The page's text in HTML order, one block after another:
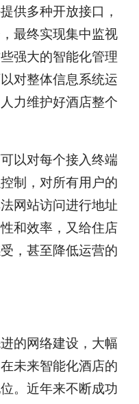
供多种开放接口，
最终实现集中监视
强大的智能化管理
对整体信息系统运
力维护好酒店整个
以对每个接入终端
制，对所有用户的
网站访问进行地址
和效率，又给住店
，甚至降低运营的
的网络建设，大幅
未来智能化酒店的
。近年来不断成功